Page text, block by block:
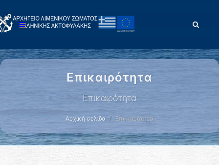
Επικαιρότητα
Επικαιρότητα
Αρχική σελίδα Επικαιρότητα